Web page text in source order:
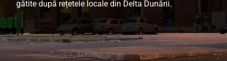
gătite după rețetele locale din Delta Dunării.